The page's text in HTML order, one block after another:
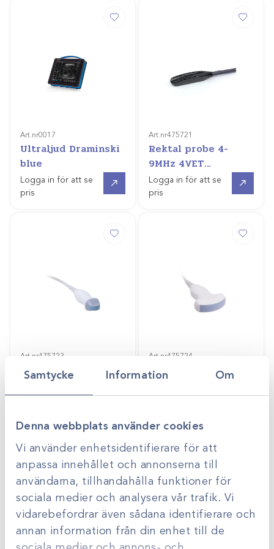
Samtycke Information Om
Denna webbplats använder cookies
Vi använder enhetsidentifierare för att
anpassa innehållet och annonserna till
användarna, tillhandahålla funktioner för
sociala medier och analysera vår trafik. Vi
vidarebefordrar även sådana identifierare och
annan information från din enhet till de
Art.nr0017
Ultraljud Draminski
blue
Logga in för att se
pris
Art.nr475721
Rektal probe 4-
9MHz 4VET
slim&blue
Logga in för att se
pris
Art.nr475723
Mikrokonvex 4-
9MHz 4VETslim
Art.nr475724
Konvex probe 2-
blue